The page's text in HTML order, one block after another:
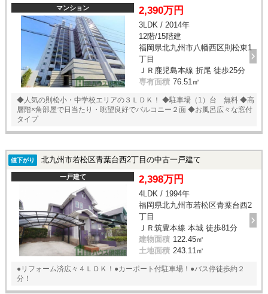
マンション 2,390万円
3LDK / 2014年
12階/15階建
福岡県北九州市八幡西区則松東1
丁目
ＪＲ鹿児島本線 折尾 徒歩25分
専有面積 76.51㎡
◆人気の則松小・中学校エリアの３ＬＤＫ！ ◆駐車場（1）台 無料 ◆高
層階×角部屋で日当たり・眺望良好でバルコニー２面 ◆お風呂広々な窓付
タイプ
値下がり 北九州市若松区青葉台西2丁目の中古一戸建て
一戸建て 2,398万円
4LDK / 1994年
福岡県北九州市若松区青葉台西2
丁目
ＪＲ筑豊本線 本城 徒歩81分
建物面積 122.45㎡
土地面積 243.11㎡
●リフォーム済広々４ＬＤＫ！●カーポート付駐車場！●バス停徒歩約２
分！